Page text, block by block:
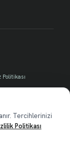
Politikası
Tercihlerinizi
Politikası